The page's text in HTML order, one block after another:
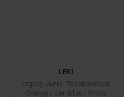
LEKI
Legacy Junior Teleskopstock
Orange / Darkblue / White